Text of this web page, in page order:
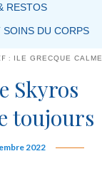
RESTOS
DU CORPS
: ILE GRECQUE CALME
Skyros
toujours
2022